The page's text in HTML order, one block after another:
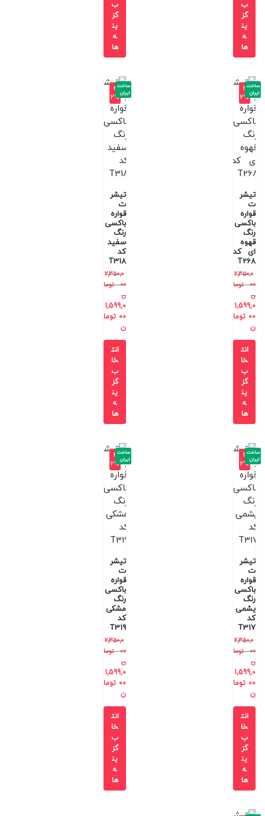
ب
گز
ین
ه
ها
ب
گز
ین
ه
ها
-3
2%
تیشر
ت
قواره
باکسی
رنگ
قهوه
ای کد
T268
2,350,0
00
توما
ن
1,599,0
00 توما
ن
ساخت
ایران
انت
خا
ب
گز
ین
ه
ها
-3
2%
تیشر
ت
قواره
باکسی
رنگ
سفید
کد
T318
2,350,0
00
توما
ن
1,599,0
00 توما
ن
ساخت
ایران
انت
خا
ب
گز
ین
ه
ها
-3
2%
تیشر
ت
قواره
باکسی
رنگ
یشمی
کد
T317
2,350,0
00
توما
ن
1,599,0
00 توما
ن
ساخت
ایران
انت
خا
ب
گز
ین
ه
ها
-3
2%
تیشر
ت
قواره
باکسی
رنگ
مشکی
کد
T319
2,350,0
00
توما
ن
1,599,0
00 توما
ن
ساخت
ایران
انت
خا
ب
گز
ین
ه
ها